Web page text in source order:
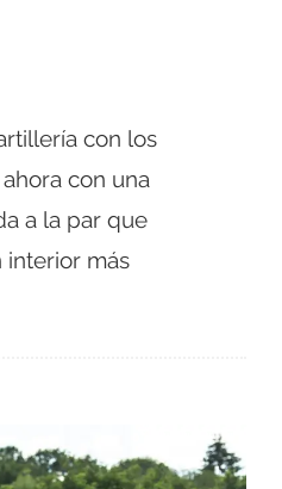
con los
con una
a la par que
interior más